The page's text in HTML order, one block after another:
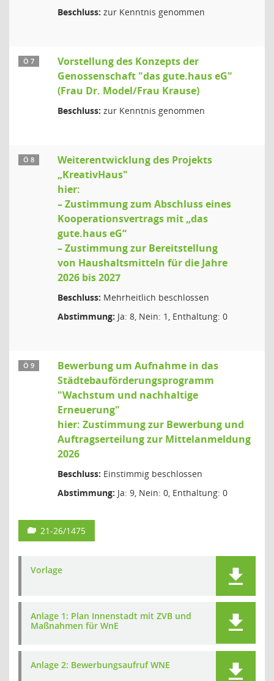
Beschluss: zur Kenntnis genommen
Ö 7
Vorstellung des Konzepts der
Genossenschaft "das gute.haus eG"
(Frau Dr. Model/Frau Krause)
Beschluss: zur Kenntnis genommen
Ö 8
Weiterentwicklung des Projekts
„KreativHaus"
hier:
– Zustimmung zum Abschluss eines
Kooperationsvertrags mit „das
gute.haus eG“
– Zustimmung zur Bereitstellung
von Haushaltsmitteln für die Jahre
2026 bis 2027
Beschluss: Mehrheitlich beschlossen
Abstimmung: Ja: 8, Nein: 1, Enthaltung: 0
Ö 9
Bewerbung um Aufnahme in das
Städtebauförderungsprogramm
"Wachstum und nachhaltige
Erneuerung"
hier: Zustimmung zur Bewerbung und
Auftragserteilung zur Mittelanmeldung
2026
Beschluss: Einstimmig beschlossen
Abstimmung: Ja: 9, Nein: 0, Enthaltung: 0
21-26/1475
Vorlage
Anlage 1: Plan Innenstadt mit ZVB und
Maßnahmen für WnE
Anlage 2: Bewerbungsaufruf WNE